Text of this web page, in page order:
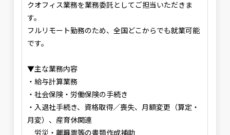
クオフィス業務を業務委託としてご担当いただきま
す。
フルリモート勤務のため、全国どこからでも就業可能
です。
▼主な業務内容
・給与計算業務
・社会保険・労働保険の手続き
・入退社手続き、資格取得／喪失、月額変更（算定・
月変）、産育休関連
労災・離職票等の書類作成補助